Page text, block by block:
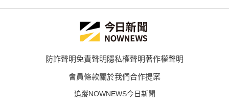
防詐聲明免責聲明隱私權聲明著作權聲明
會員條款關於我們合作提案
追蹤NOWNEWS今日新聞